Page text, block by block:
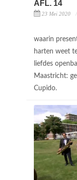
AFL. 14
23 Mei 2020
waarin
harten weet
liefdes
Maastricht:
Cupido.